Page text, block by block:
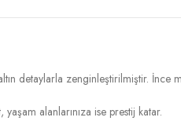
detaylarla zenginleştirilmiştir.
alanlarınıza ise prestij katar.